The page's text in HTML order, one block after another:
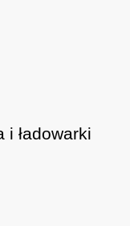
i ładowarki